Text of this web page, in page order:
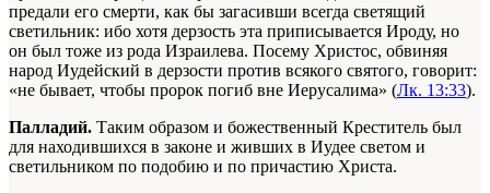
предали его смерти, как бы загасивши всегда светящий
светильник: ибо хотя дерзость эта приписывается Ироду, но
он был тоже из рода Израилева. Посему Христос, обвиняя
народ Иудейский в дерзости против всякого святого, говорит:
«не бывает, чтобы пророк погиб вне Иерусалима» (Лк. 13:33).
Палладий. Таким образом и божественный Креститель был
для находившихся в законе и живших в Иудее светом и
светильником по подобию и по причастию Христа.